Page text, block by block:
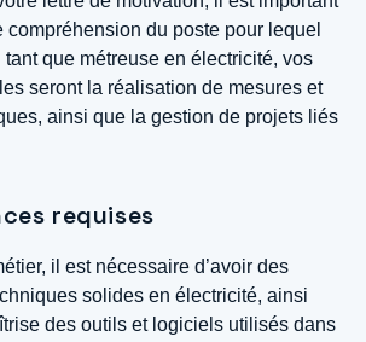
compréhension du poste pour lequel
que métreuse en électricité, vos
seront la réalisation de mesures et
ainsi que la gestion de projets liés
requises
il est nécessaire d’avoir des
solides en électricité, ainsi
des outils et logiciels utilisés dans